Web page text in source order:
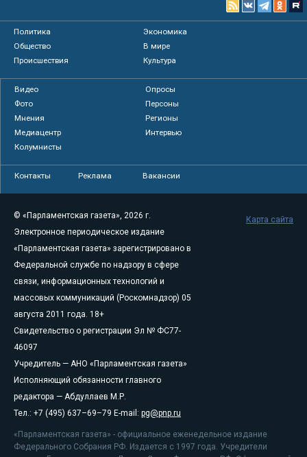
Политика
Экономика
Общество
В мире
Происшествия
Культура
Видео
Опросы
Фото
Персоны
Мнения
Регионы
Медиацентр
Интервью
Колумнисты
Контакты Реклама Вакансии
© «Парламентская газета», 2026 г.
Электронное периодическое издание
«Парламентская газета» зарегистрировано в
Федеральной службе по надзору в сфере
связи, информационных технологий и
массовых коммуникаций (Роскомнадзор) 05
августа 2011 года. 18+
Свидетельство о регистрации Эл № ФС77-
46097
Учредитель — АНО «Парламентская газета»
Исполняющий обязанности главного
редактора — Абдуллаев М.Р.
Тел.: +7 (495) 637–69–79 E-mail: pg@pnp.ru
«Парламентская газета» - официальное еженедельное издание
Федерального Собрания РФ. Издается с 1997 года. Учредители
Карта сайта